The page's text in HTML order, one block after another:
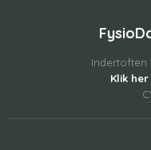
Indertoften
Klik